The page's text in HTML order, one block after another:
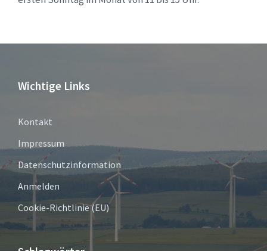
Wichtige Links
Kontakt
Impressum
Datenschutzinformation
Anmelden
Cookie-Richtlinie (EU)